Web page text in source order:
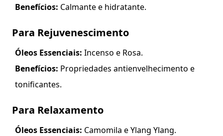
Benefícios: Calmante e hidratante.
Para Rejuvenescimento
Óleos Essenciais: Incenso e Rosa.
Benefícios: Propriedades antienvelhecimento e
tonificantes.
Para Relaxamento
Óleos Essenciais: Camomila e Ylang Ylang.